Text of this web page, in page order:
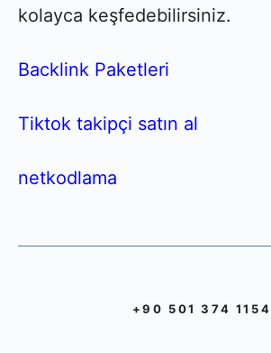
kolayca keşfedebilirsiniz.
Backlink Paketleri
Tiktok takipçi satın al
netkodlama
+90 501 374 1154